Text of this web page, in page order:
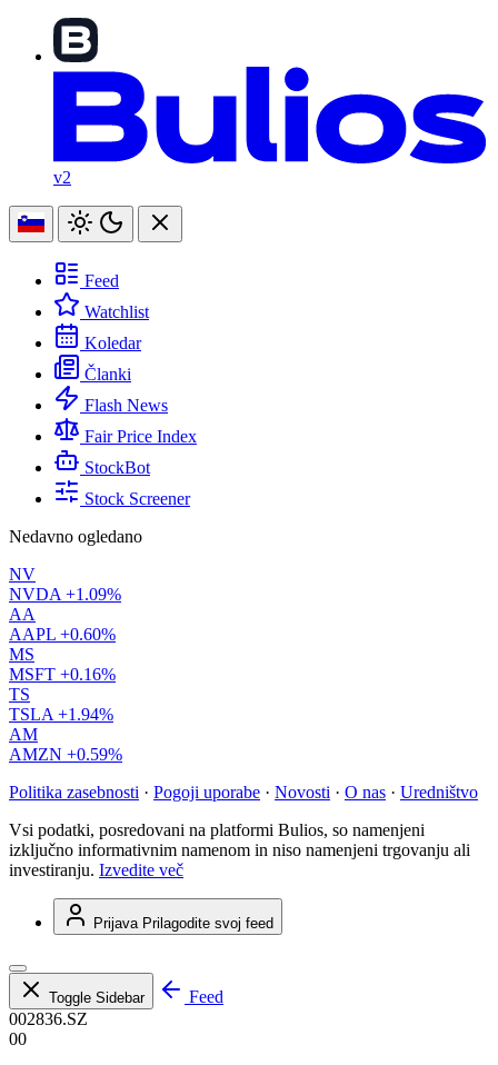
v2
Feed
Watchlist
Koledar
Članki
Flash News
Fair Price Index
StockBot
Stock Screener
Nedavno ogledano
NV
NVDA +1.09%
AA
AAPL +0.60%
MS
MSFT +0.16%
TS
TSLA +1.94%
AM
AMZN +0.59%
Politika zasebnosti · Pogoji uporabe · Novosti · O nas · Uredništvo
Vsi podatki, posredovani na platformi Bulios, so namenjeni
izključno informativnim namenom in niso namenjeni trgovanju ali
investiranju. Izvedite več
Prijava Prilagodite svoj feed
Toggle Sidebar
Feed
002836.SZ
00